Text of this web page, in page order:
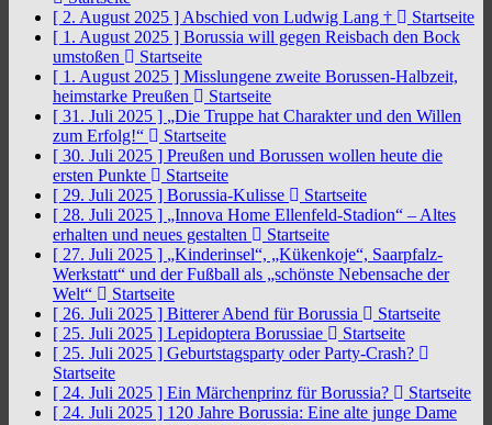
[ 2. August 2025 ] Abschied von Ludwig Lang †
Startseite
[ 1. August 2025 ] Borussia will gegen Reisbach den Bock
umstoßen
Startseite
[ 1. August 2025 ] Misslungene zweite Borussen-Halbzeit,
heimstarke Preußen
Startseite
[ 31. Juli 2025 ] „Die Truppe hat Charakter und den Willen
zum Erfolg!“
Startseite
[ 30. Juli 2025 ] Preußen und Borussen wollen heute die
ersten Punkte
Startseite
[ 29. Juli 2025 ] Borussia-Kulisse
Startseite
[ 28. Juli 2025 ] „Innova Home Ellenfeld-Stadion“ – Altes
erhalten und neues gestalten
Startseite
[ 27. Juli 2025 ] „Kinderinsel“, „Kükenkoje“, Saarpfalz-
Werkstatt“ und der Fußball als „schönste Nebensache der
Welt“
Startseite
[ 26. Juli 2025 ] Bitterer Abend für Borussia
Startseite
[ 25. Juli 2025 ] Lepidoptera Borussiae
Startseite
[ 25. Juli 2025 ] Geburtstagsparty oder Party-Crash?
Startseite
[ 24. Juli 2025 ] Ein Märchenprinz für Borussia?
Startseite
[ 24. Juli 2025 ] 120 Jahre Borussia: Eine alte junge Dame